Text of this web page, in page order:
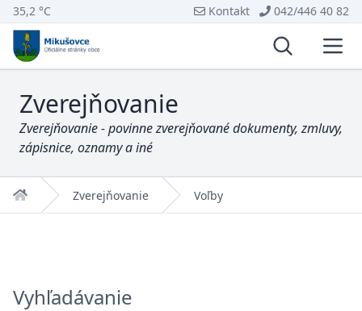
35,2 °C Kontakt 042/446 40 82
Vyhľadávanie
Zverejňovanie
Zverejňovanie - povinne zverejňované dokumenty, zmluvy,
zápisnice, oznamy a iné
Domov Zverejňovanie Voľby
Vyhľadávanie